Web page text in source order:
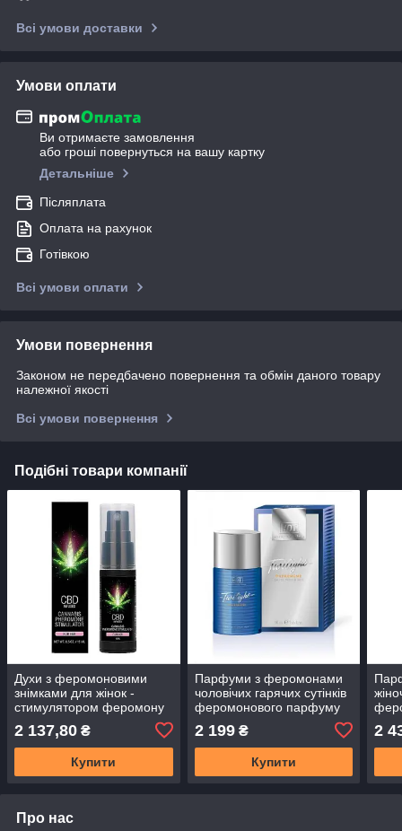
Всі умови доставки
Умови оплати
Ви отримаєте замовлення
або гроші повернуться на вашу картку
Детальніше
Післяплата
Оплата на рахунок
Готівкою
Всі умови оплати
Умови повернення
Законом не передбачено повернення та обмін даного товару
належної якості
Всі умови повернення
Подібні товари компанії
Духи з феромоновими
знімками для жінок -
стимулятором феромону
2 137,80 ₴
Купити
Парфуми з феромонами
чоловічих гарячих сутінків
феромонового парфуму
2 199₴
Купити
2
Про нас